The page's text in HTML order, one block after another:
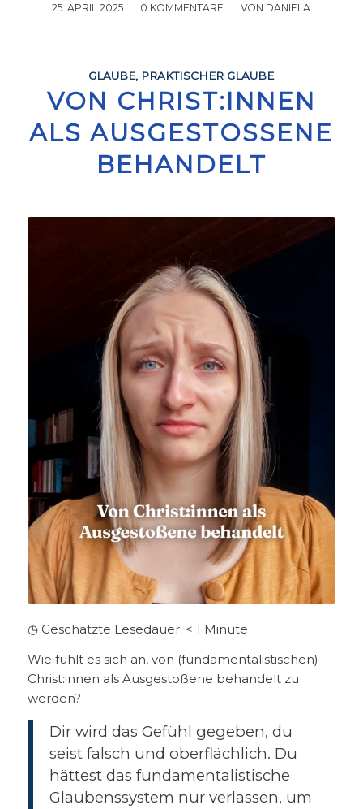
25. APRIL 2025
/ 0 KOMMENTARE
/ VON DANIELA
GLAUBE, PRAKTISCHER GLAUBE
VON CHRIST:INNEN
ALS AUSGESTOSSENE B
EHANDELT
◷ Geschätzte Lesedauer: < 1 Minute
Wie fühlt es sich an, von (fundamentalistischen)
Christ:innen als Ausgestoßene behandelt zu
werden?
Dir wird das Gefühl gegeben, du
seist falsch und oberflächlich. Du
hättest das fundamentalistische
Glaubenssystem nur verlassen, um